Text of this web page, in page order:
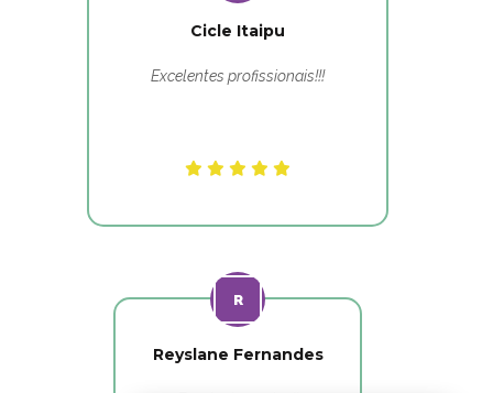
Cicle Itaipu
Excelentes profissionais!!!
Reyslane Fernandes